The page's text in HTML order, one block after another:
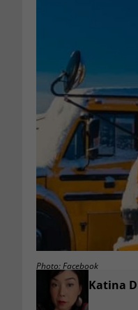
Photo: Facebook
Katina